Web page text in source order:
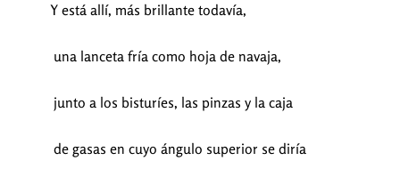
Y está allí, más brillante todavía,
una lanceta fría como hoja de navaja,
junto a los bisturíes, las pinzas y la caja
de gasas en cuyo ángulo superior se diría